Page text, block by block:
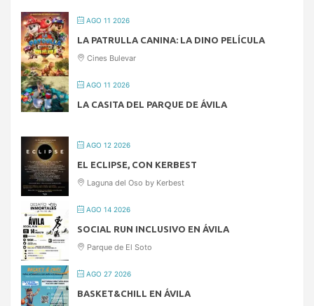
AGO 11 2026
LA PATRULLA CANINA: LA DINO PELÍCULA
Cines Bulevar
AGO 11 2026
LA CASITA DEL PARQUE DE ÁVILA
AGO 12 2026
EL ECLIPSE, CON KERBEST
Laguna del Oso by Kerbest
AGO 14 2026
SOCIAL RUN INCLUSIVO EN ÁVILA
Parque de El Soto
AGO 27 2026
BASKET&CHILL EN ÁVILA